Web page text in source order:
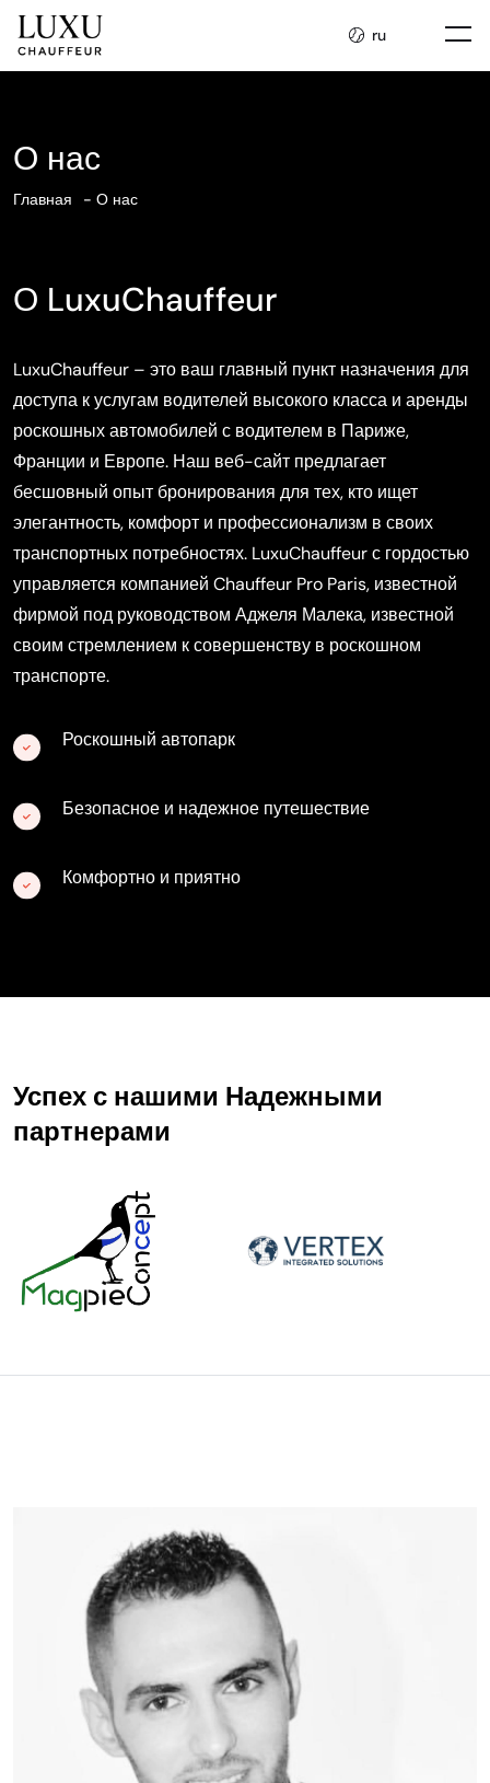
ru
О нас
Главная О нас
О LuxuChauffeur
LuxuChauffeur – это ваш главный пункт назначения для
доступа к услугам водителей высокого класса и аренды
роскошных автомобилей с водителем в Париже,
Франции и Европе. Наш веб-сайт предлагает
бесшовный опыт бронирования для тех, кто ищет
элегантность, комфорт и профессионализм в своих
транспортных потребностях. LuxuChauffeur с гордостью
управляется компанией Chauffeur Pro Paris, известной
фирмой под руководством Аджеля Малека, известной
своим стремлением к совершенству в роскошном
транспорте.
Роскошный автопарк
Безопасное и надежное путешествие
Комфортно и приятно
Успех с нашими Надежными
партнерами